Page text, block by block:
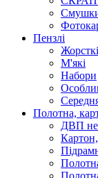
Смушки
Пензлі
Жорсткі
М'які
Набори
Полотна,
ДВП